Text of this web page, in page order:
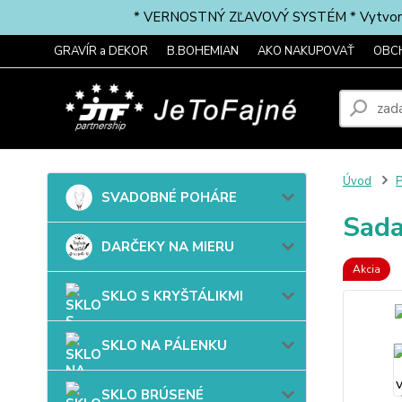
* VERNOSTNÝ ZĽAVOVÝ SYSTÉM *
GRAVÍR a DEKOR B.BOHEMIAN AKO NAKUPOVAŤ
SVADOBNÉ POHÁRE
DARČEKY NA MIERU
SKLO S KRYŠTÁLIKMI
SKLO NA PÁLENKU
SKLO BRÚSENÉ
Úvod
Akcia